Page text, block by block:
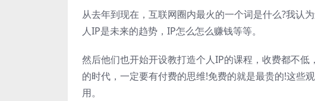
从去年到现在，互联网圈内最火的一个词是什么?我认
人IP是未来的趋势，IP怎么怎么赚钱等等。
然后他们也开始开设教打造个人IP的课程，收费都不
的时代，一定要有付费的思维!免费的就是最贵的!这些
用。